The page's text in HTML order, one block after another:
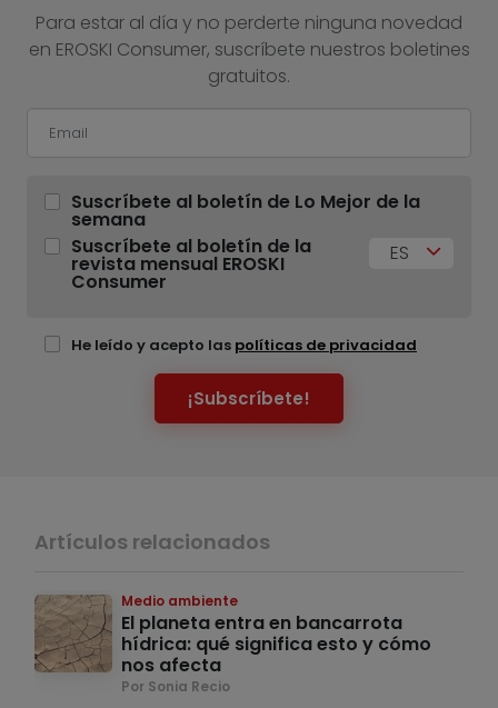
Para estar al día y no perderte ninguna novedad
en EROSKI Consumer, suscríbete nuestros boletines
gratuitos.
Suscríbete al boletín de Lo Mejor de la
semana
Suscríbete al boletín de la
revista mensual EROSKI
Consumer
ES
He leído y acepto las políticas de privacidad
¡Subscríbete!
Artículos relacionados
Medio ambiente
El planeta entra en bancarrota
hídrica: qué significa esto y cómo
nos afecta
Por Sonia Recio